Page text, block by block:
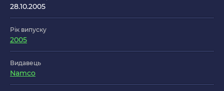
28.10.2005
Рік випуску
2005
Видавець
Namco